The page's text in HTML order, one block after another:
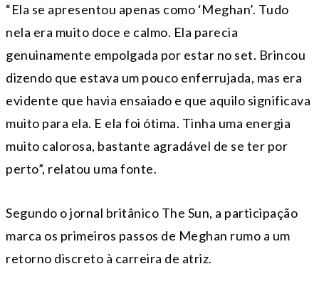
“Ela se apresentou apenas como ‘Meghan’. Tudo
nela era muito doce e calmo. Ela parecia
genuinamente empolgada por estar no set. Brincou
dizendo que estava um pouco enferrujada, mas era
evidente que havia ensaiado e que aquilo significava
muito para ela. E ela foi ótima. Tinha uma energia
muito calorosa, bastante agradável de se ter por
perto”, relatou uma fonte.
Segundo o jornal britânico The Sun, a participação
marca os primeiros passos de Meghan rumo a um
retorno discreto à carreira de atriz.